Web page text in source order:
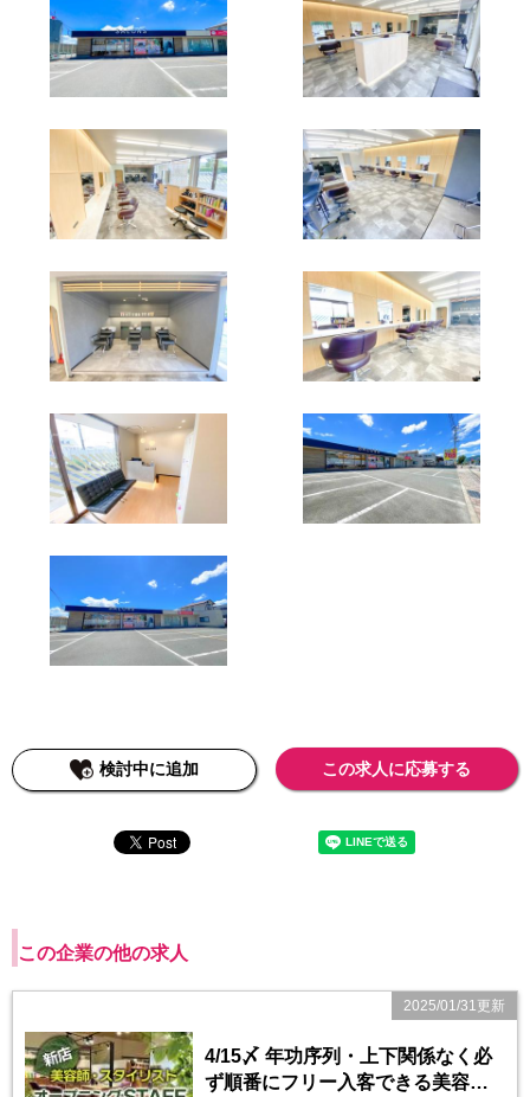
検討中に追加 この求人に応募する
この企業の他の求人
2025/01/31更新
4/15〆 年功序列・上下関係なく必
ず順番にフリー入客できる美容室